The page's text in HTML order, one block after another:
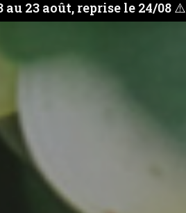
au 23 août, reprise le 24/08⚠️